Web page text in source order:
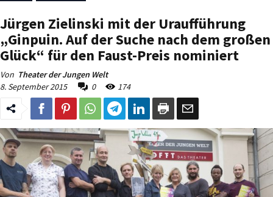
Jürgen Zielinski mit der Uraufführung
„Ginpuin. Auf der Suche nach dem großen
Glück“ für den Faust-Preis nominiert
Von Theater der Jungen Welt
8. September 2015
0 174